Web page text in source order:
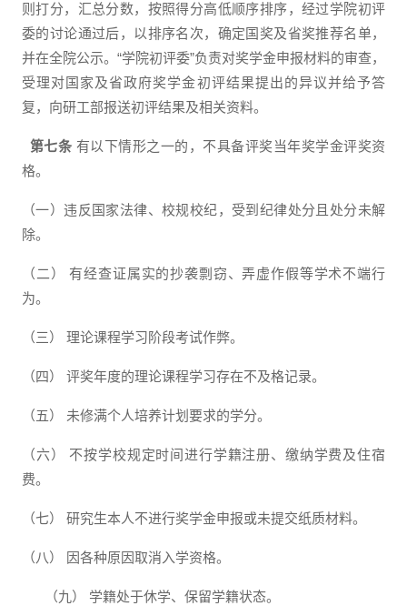
则打分，汇总分数，按照得分高低顺序排序，经过学院初评
委的讨论通过后，以排序名次，确定国奖及省奖推荐名单，
并在全院公示。 “学院初评委”负责对奖学金申报材料的审查，
受理对国家及省政府奖学金初评结果提出的异议并给予答
复，向研工部报送初评结果及相关资料。
第七条 有以下情形之一的，不具备评奖当年奖学金评奖资
格。
（一）违反国家法律、校规校纪，受到纪律处分且处分未解
除。
（二）
有经查证属实的抄袭剽窃、弄虚作假等学术不端行
为。
（三） 理论课程学习阶段考试作弊。
（四） 评奖年度的理论课程学习存在不及格记录。
（五） 未修满个人培养计划要求的学分。
（六）
不按学校规定时间进行学籍注册、缴纳学费及住宿
费。
（七） 研究生本人不进行奖学金申报或未提交纸质材料。
（八） 因各种原因取消入学资格。
（九） 学籍处于休学、保留学籍状态。